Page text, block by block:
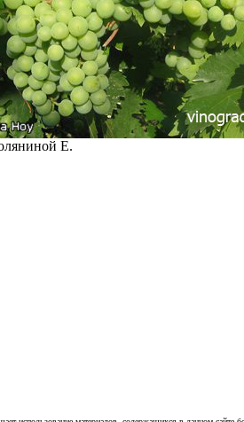
Е.